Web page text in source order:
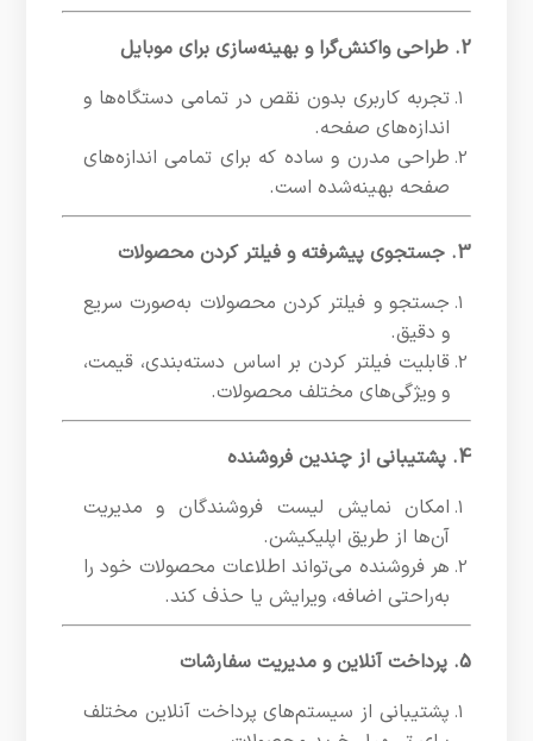
2. طراحی واکنش‌گرا و بهینه‌سازی برای موبایل
تجربه کاربری بدون نقص در تمامی دستگاه‌ها و
اندازه‌های صفحه.
طراحی مدرن و ساده که برای تمامی اندازه‌های
صفحه بهینه‌شده است.
3. جستجوی پیشرفته و فیلتر کردن محصولات
جستجو و فیلتر کردن محصولات به‌صورت سریع
و دقیق.
قابلیت فیلتر کردن بر اساس دسته‌بندی، قیمت،
و ویژگی‌های مختلف محصولات.
4. پشتیبانی از چندین فروشنده
امکان نمایش لیست فروشندگان و مدیریت
آن‌ها از طریق اپلیکیشن.
هر فروشنده می‌تواند اطلاعات محصولات خود را
به‌راحتی اضافه، ویرایش یا حذف کند.
5. پرداخت آنلاین و مدیریت سفارشات
پشتیبانی از سیستم‌های پرداخت آنلاین مختلف